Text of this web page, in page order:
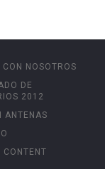
NOSOTROS
DE
2012
ANTENAS
CONTENT